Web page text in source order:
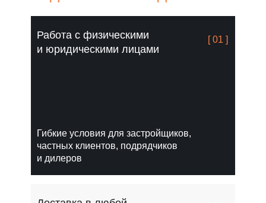
Гибкие условия для застройщиков,
частных клиентов, подрядчиков
и дилеров
Работа с физическими
и юридическими лицами
[ 01 ]